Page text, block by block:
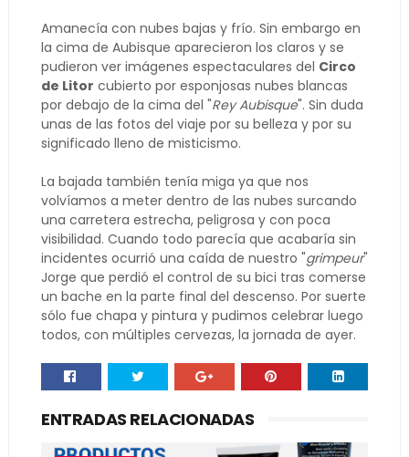
Amanecía con nubes bajas y frío. Sin embargo en
la cima de Aubisque aparecieron los claros y se
pudieron ver imágenes espectaculares del Circo
de Litor cubierto por esponjosas nubes blancas
por debajo de la cima del "Rey Aubisque". Sin duda
unas de las fotos del viaje por su belleza y por su
significado lleno de misticismo.
La bajada también tenía miga ya que nos
volvíamos a meter dentro de las nubes surcando
una carretera estrecha, peligrosa y con poca
visibilidad. Cuando todo parecía que acabaría sin
incidentes ocurrió una caída de nuestro "grimpeur"
Jorge que perdió el control de su bici tras comerse
un bache en la parte final del descenso. Por suerte
sólo fue chapa y pintura y pudimos celebrar luego
todos, con múltiples cervezas, la jornada de ayer.
ENTRADAS RELACIONADAS